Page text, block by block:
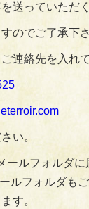
送っていただ
のでご了承下さ
連絡先を入れ
い。
ルフォルダに
ルフォルダも
す。